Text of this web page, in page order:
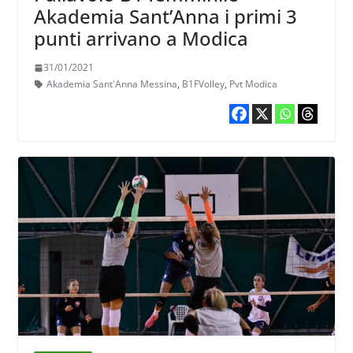
Akademia Sant’Anna i primi 3
punti arrivano a Modica
31/01/2021
Akademia Sant'Anna Messina, B1FVolley, Pvt Modica